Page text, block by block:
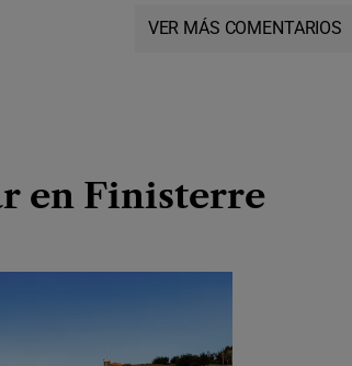
VER MÁS COMENTARIOS
en Finisterre